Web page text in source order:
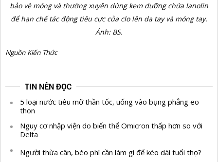
bảo vệ móng và thường xuyên dùng kem dưỡng chứa lanolin
để hạn chế tác động tiêu cực của clo lên da tay và móng tay.
Ảnh: BS.
Nguồn Kiến Thức
TIN NÊN ĐỌC
5 loại nước tiêu mỡ thần tốc, uống vào bụng phẳng eo
thon
Nguy cơ nhập viện do biến thể Omicron thấp hơn so với
Delta
Người thừa cân, béo phì cần làm gì để kéo dài tuổi thọ?